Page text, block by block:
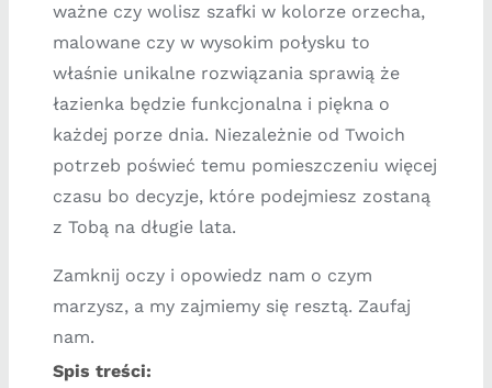
ważne czy wolisz szafki w kolorze orzecha,
malowane czy w wysokim połysku to
właśnie unikalne rozwiązania sprawią że
łazienka będzie funkcjonalna i piękna o
każdej porze dnia. Niezależnie od Twoich
potrzeb poświeć temu pomieszczeniu więcej
czasu bo decyzje, które podejmiesz zostaną
z Tobą na długie lata.
Zamknij oczy i opowiedz nam o czym
marzysz, a my zajmiemy się resztą. Zaufaj
nam.
Spis treści: